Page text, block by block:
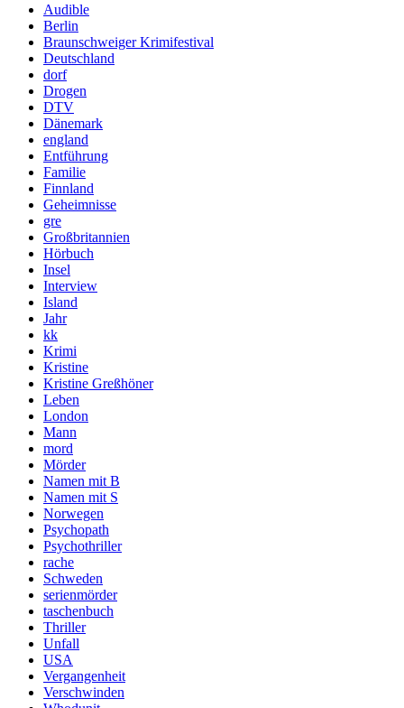
Audible
Berlin
Braunschweiger Krimifestival
Deutschland
dorf
Drogen
DTV
Dänemark
england
Entführung
Familie
Finnland
Geheimnisse
gre
Großbritannien
Hörbuch
Insel
Interview
Island
Jahr
kk
Krimi
Kristine
Kristine Greßhöner
Leben
London
Mann
mord
Mörder
Namen mit B
Namen mit S
Norwegen
Psychopath
Psychothriller
rache
Schweden
serienmörder
taschenbuch
Thriller
Unfall
USA
Vergangenheit
Verschwinden